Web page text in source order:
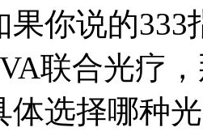
果你说的
联合光疗
体选择哪种